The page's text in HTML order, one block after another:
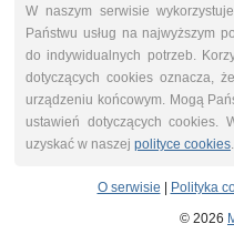
W naszym serwisie
Państwu usług na najwyższym
do indywidualnych potrzeb.
dotyczących cookies oznacza,
urządzeniu końcowym. Mogą
ustawień dotyczących cookies.
uzyskać w naszej polityce cookies.
O serwisie Polityka
© 2026